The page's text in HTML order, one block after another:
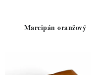
Marcipán oranžový